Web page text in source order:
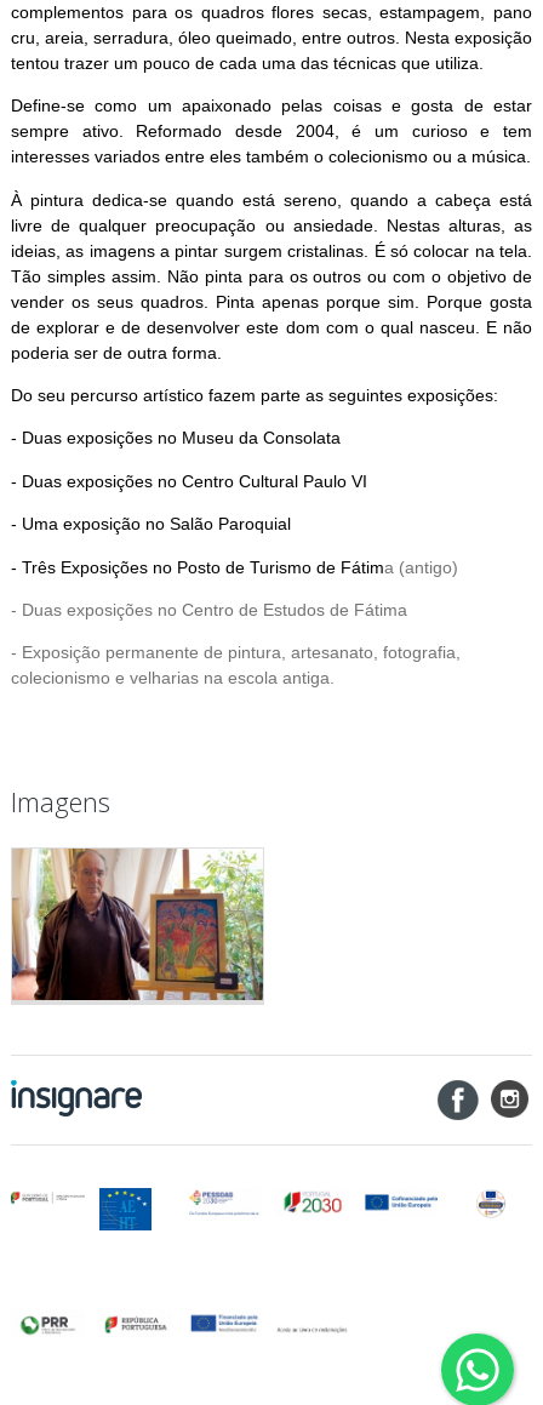
complementos para os quadros flores secas, estampagem, pano
cru, areia, serradura, óleo queimado, entre outros. Nesta exposição
tentou trazer um pouco de cada uma das técnicas que utiliza.
Define-se como um apaixonado pelas coisas e gosta de estar
sempre ativo. Reformado desde 2004, é um curioso e tem
interesses variados entre eles também o colecionismo ou a música.
À pintura dedica-se quando está sereno, quando a cabeça está
livre de qualquer preocupação ou ansiedade. Nestas alturas, as
ideias, as imagens a pintar surgem cristalinas. É só colocar na tela.
Tão simples assim. Não pinta para os outros ou com o objetivo de
vender os seus quadros. Pinta apenas porque sim. Porque gosta
de explorar e de desenvolver este dom com o qual nasceu. E não
poderia ser de outra forma.
Do seu percurso artístico fazem parte as seguintes exposições:
- Duas exposições no Museu da Consolata
- Duas exposições no Centro Cultural Paulo VI
- Uma exposição no Salão Paroquial
- Três Exposições no Posto de Turismo de Fátima (antigo)
- Duas exposições no Centro de Estudos de Fátima
- Exposição permanente de pintura, artesanato, fotografia,
colecionismo e velharias na escola antiga.
Imagens